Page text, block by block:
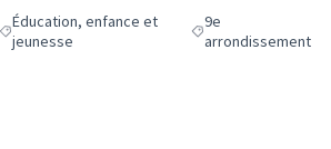
Filtrer les résultats de la catégorie : Éducation,
Éducation, enfance et
jeunesse
Filtrer les résultats
9e
arrondissement